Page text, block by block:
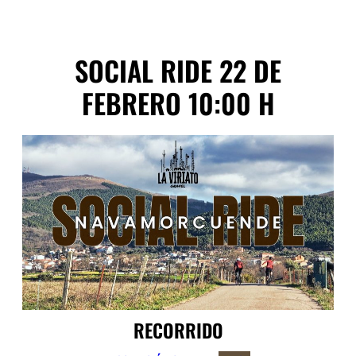
SOCIAL RIDE 22 DE
FEBRERO 10:00 H
RECORRIDO